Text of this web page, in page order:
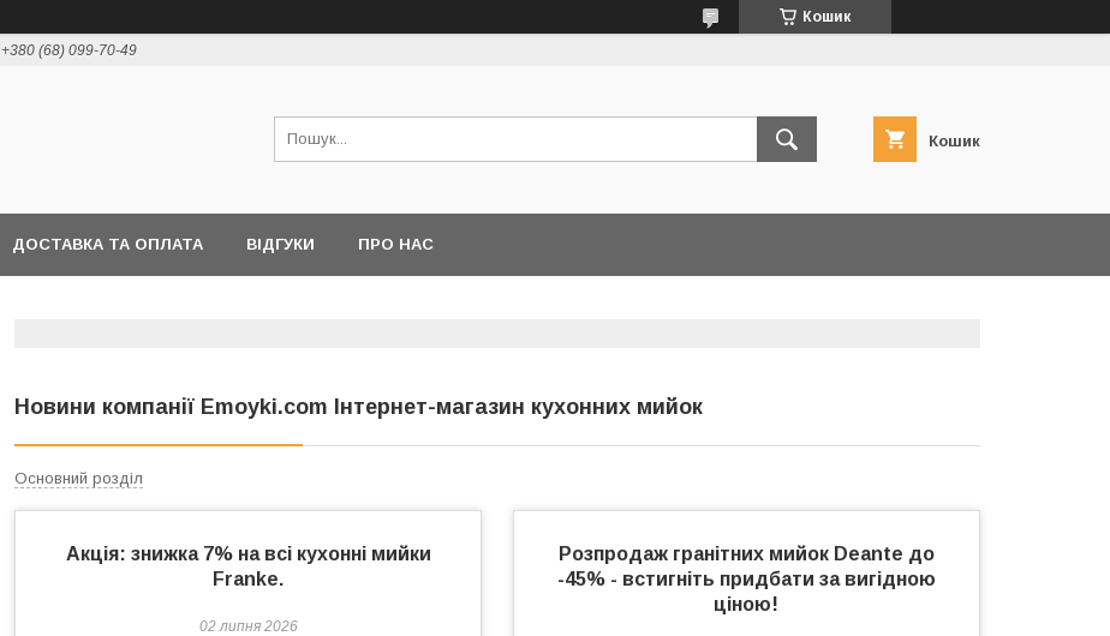
Кошик
+380 (68) 099-70-49
Кошик
ДОСТАВКА ТА ОПЛАТА ВІДГУКИ ПРО НАС
Новини компанії Emoyki.com Інтернет-магазин кухонних мийок
Основний розділ
Акція: знижка 7% на всі кухонні мийки
Franke.
02 липня 2026
Розпродаж гранітних мийок Deante до
-45% - встигніть придбати за вигідною
ціною!